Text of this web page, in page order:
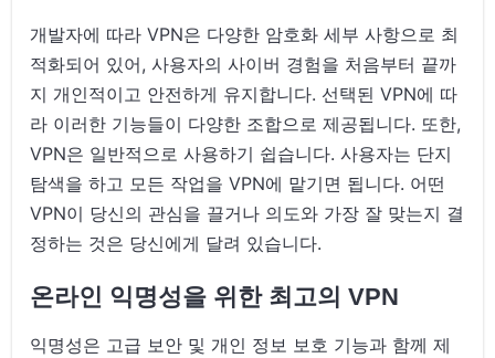
개발자에 따라 VPN은 다양한 암호화 세부 사항으로 최
적화되어 있어, 사용자의 사이버 경험을 처음부터 끝까
지 개인적이고 안전하게 유지합니다. 선택된 VPN에 따
라 이러한 기능들이 다양한 조합으로 제공됩니다. 또한,
VPN은 일반적으로 사용하기 쉽습니다. 사용자는 단지
탐색을 하고 모든 작업을 VPN에 맡기면 됩니다. 어떤
VPN이 당신의 관심을 끌거나 의도와 가장 잘 맞는지 결
정하는 것은 당신에게 달려 있습니다.
온라인 익명성을 위한 최고의 VPN
익명성은 고급 보안 및 개인 정보 보호 기능과 함께 제